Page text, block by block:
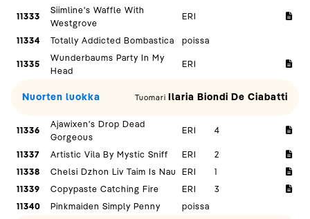
11333
Siimline's Waffle With
Westgrove
ERI
11334 Totally Addicted Bombastica poissa
11335
Wunderbaums Party In My
Head
ERI
Nuorten luokka Tuomari Ilaria Biondi De Ciabatti
11336
Ajawixen's Drop Dead
Gorgeous
ERI 4
11337 Artistic Vila By Mystic Sniff ERI
2
11338
Chelsi Dzhon Liv Taim Is Nau ERI
1
11339
Copypaste Catching Fire ERI
3
11340
Pinkmaiden Simply Penny poissa